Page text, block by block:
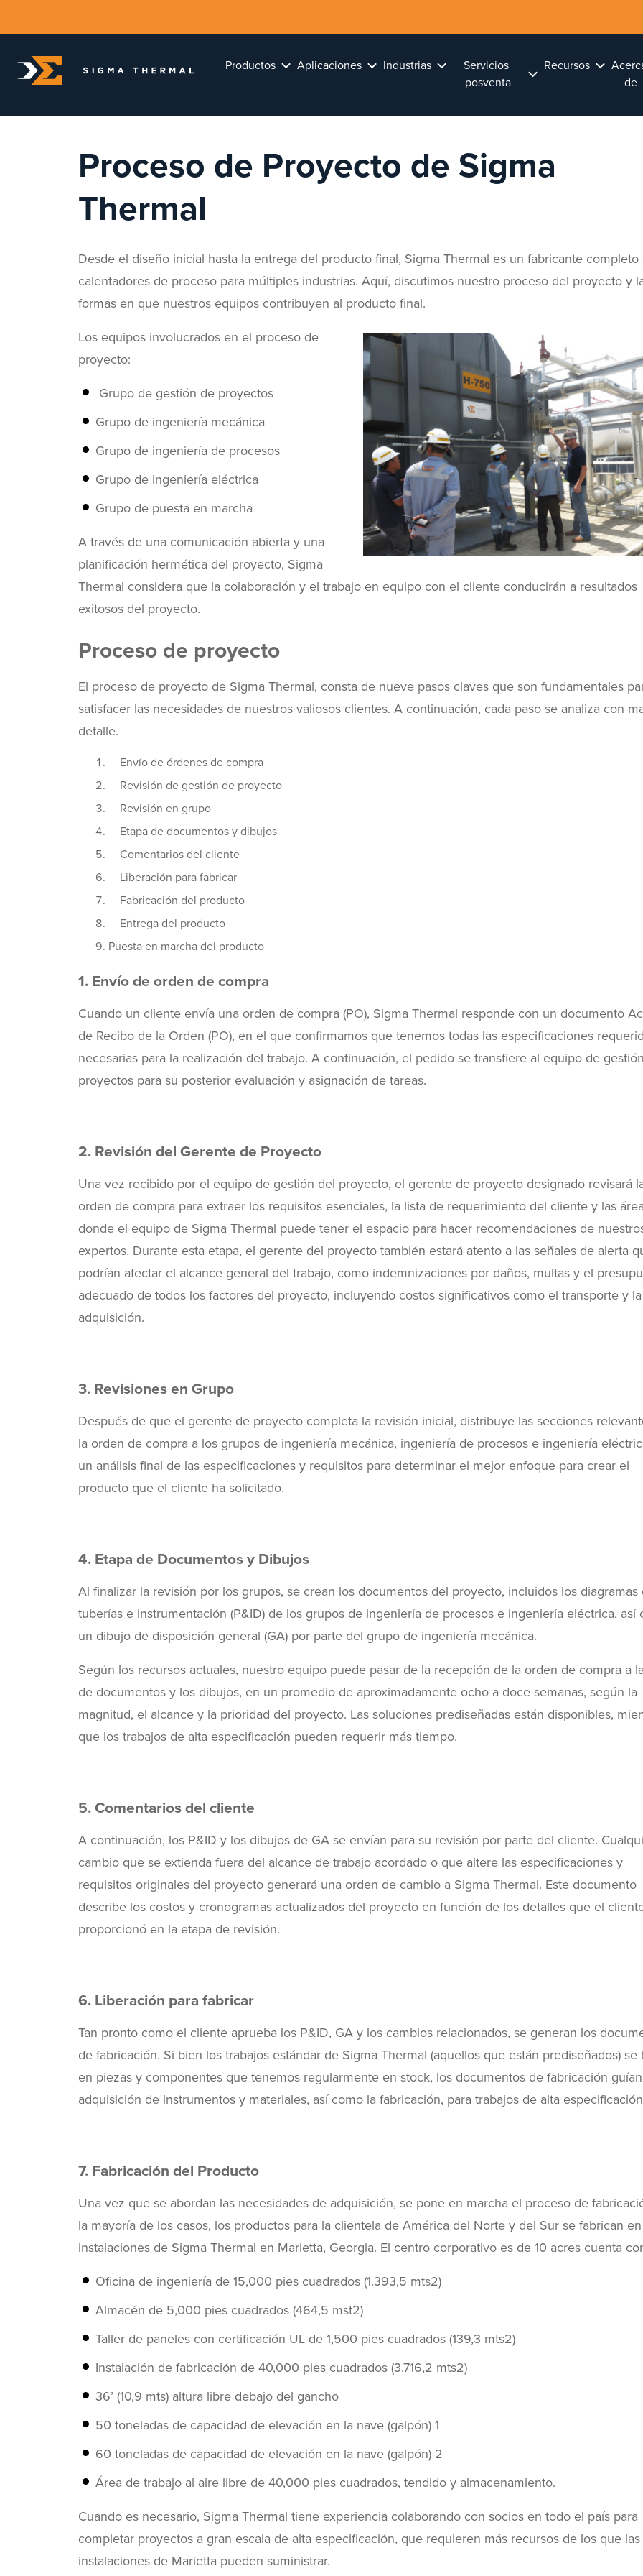
Productos Aplicaciones Industrias
Servicios
posventa
Recursos
de
Proceso de Proyecto de Sigma
Thermal
Desde el diseño inicial hasta la entrega del producto final, Sigma Thermal es un fabricante completo
calentadores de proceso para múltiples industrias. Aquí, discutimos nuestro proceso del proyecto y
formas en que nuestros equipos contribuyen al producto final.
Los equipos involucrados en el proceso de
proyecto:
Grupo de gestión de proyectos
Grupo de ingeniería mecánica
Grupo de ingeniería de procesos
Grupo de ingeniería eléctrica
Grupo de puesta en marcha
A través de una comunicación abierta y una
planificación hermética del proyecto, Sigma
Thermal considera que la colaboración y el trabajo en equipo con el cliente conducirán a resultados
exitosos del proyecto.
Proceso de proyecto
El proceso de proyecto de Sigma Thermal, consta de nueve pasos claves que son fundamentales
satisfacer las necesidades de nuestros valiosos clientes. A continuación, cada paso se analiza con
detalle.
Envío de órdenes de compra
Revisión de gestión de proyecto
Revisión en grupo
Etapa de documentos y dibujos
Comentarios del cliente
Liberación para fabricar
Fabricación del producto
Entrega del producto
Puesta en marcha del producto
1. Envío de orden de compra
Cuando un cliente envía una orden de compra (PO), Sigma Thermal responde con un documento
de Recibo de la Orden (PO), en el que confirmamos que tenemos todas las especificaciones
necesarias para la realización del trabajo. A continuación, el pedido se transfiere al equipo de
proyectos para su posterior evaluación y asignación de tareas.
2. Revisión del Gerente de Proyecto
Una vez recibido por el equipo de gestión del proyecto, el gerente de proyecto designado revisará
orden de compra para extraer los requisitos esenciales, la lista de requerimiento del cliente y las
donde el equipo de Sigma Thermal puede tener el espacio para hacer recomendaciones de
expertos. Durante esta etapa, el gerente del proyecto también estará atento a las señales de alerta
podrían afectar el alcance general del trabajo, como indemnizaciones por daños, multas y el
adecuado de todos los factores del proyecto, incluyendo costos significativos como el transporte y la
adquisición.
3. Revisiones en Grupo
Después de que el gerente de proyecto completa la revisión inicial, distribuye las secciones
la orden de compra a los grupos de ingeniería mecánica, ingeniería de procesos e ingeniería
un análisis final de las especificaciones y requisitos para determinar el mejor enfoque para crear el
producto que el cliente ha solicitado.
4. Etapa de Documentos y Dibujos
Al finalizar la revisión por los grupos, se crean los documentos del proyecto, incluidos los diagramas
tuberías e instrumentación (P&ID) de los grupos de ingeniería de procesos e ingeniería eléctrica, así
un dibujo de disposición general (GA) por parte del grupo de ingeniería mecánica.
Según los recursos actuales, nuestro equipo puede pasar de la recepción de la orden de compra a
de documentos y los dibujos, en un promedio de aproximadamente ocho a doce semanas, según la
magnitud, el alcance y la prioridad del proyecto. Las soluciones prediseñadas están disponibles,
que los trabajos de alta especificación pueden requerir más tiempo.
5. Comentarios del cliente
A continuación, los P&ID y los dibujos de GA se envían para su revisión por parte del cliente.
cambio que se extienda fuera del alcance de trabajo acordado o que altere las especificaciones y
requisitos originales del proyecto generará una orden de cambio a Sigma Thermal. Este documento
describe los costos y cronogramas actualizados del proyecto en función de los detalles que el
proporcionó en la etapa de revisión.
6. Liberación para fabricar
Tan pronto como el cliente aprueba los P&ID, GA y los cambios relacionados, se generan los
de fabricación. Si bien los trabajos estándar de Sigma Thermal (aquellos que están prediseñados) se
en piezas y componentes que tenemos regularmente en stock, los documentos de fabricación
adquisición de instrumentos y materiales, así como la fabricación, para trabajos de alta
7. Fabricación del Producto
Una vez que se abordan las necesidades de adquisición, se pone en marcha el proceso de
la mayoría de los casos, los productos para la clientela de América del Norte y del Sur se fabrican
instalaciones de Sigma Thermal en Marietta, Georgia. El centro corporativo es de 10 acres cuenta
Oficina de ingeniería de 15,000 pies cuadrados (1.393,5 mts2)
Almacén de 5,000 pies cuadrados (464,5 mst2)
Taller de paneles con certificación UL de 1,500 pies cuadrados (139,3 mts2)
Instalación de fabricación de 40,000 pies cuadrados (3.716,2 mts2)
36’ (10,9 mts) altura libre debajo del gancho
50 toneladas de capacidad de elevación en la nave (galpón) 1
60 toneladas de capacidad de elevación en la nave (galpón) 2
Área de trabajo al aire libre de 40,000 pies cuadrados, tendido y almacenamiento.
Cuando es necesario, Sigma Thermal tiene experiencia colaborando con socios en todo el país para
completar proyectos a gran escala de alta especificación, que requieren más recursos de los que las
instalaciones de Marietta pueden suministrar.